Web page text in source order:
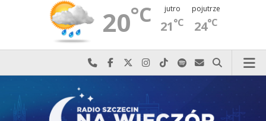
20°C jutro
21°C
pojutrze
24°C
Najlepiej po prostu do nas zadzwoń
Odwiedź nas na Facebook-u
Odwiedź nas na X
Odwiedź nas na Instagram-ie
Odwiedź nas na TikTok-u
Szukaj nas na Spotify
Wyślij do nas
Szukaj